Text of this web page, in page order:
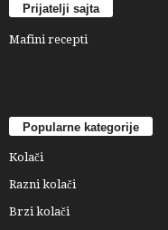
Prijatelji sajta
Mafini recepti
Popularne kategorije
Kolači
Razni kolači
Brzi kolači